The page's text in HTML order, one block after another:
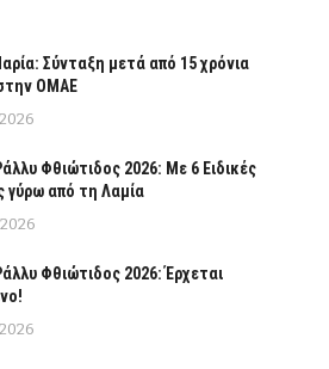
Σύνταξη μετά από 15 χρόνια
ΟΜΑΕ
Φθιώτιδος 2026: Με 6 Ειδικές
γύρω από τη Λαμία
2026
Φθιώτιδος 2026: Έρχεται